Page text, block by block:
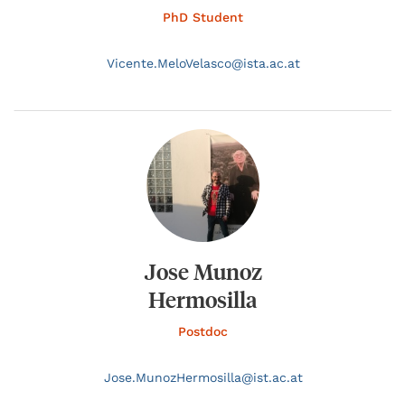
PhD Student
Vicente.MeloVelasco@ista.ac.at
Jose Munoz
Hermosilla
Postdoc
Jose.MunozHermosilla@ist.ac.at